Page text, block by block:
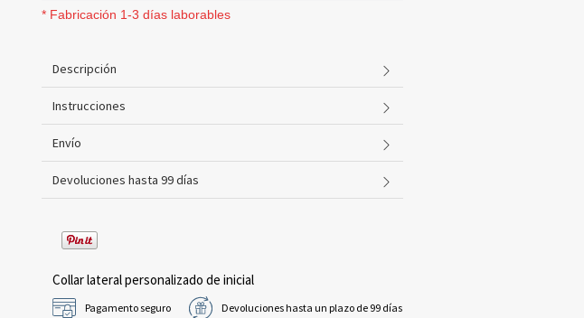
* Fabricación 1-3 días laborables
Descripción
Instrucciones
Envío
Devoluciones hasta 99 días
Collar lateral personalizado de inicial
Pagamento seguro Devoluciones hasta un plazo de 99 días